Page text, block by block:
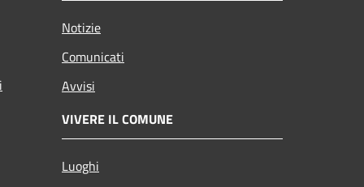
Notizie
Comunicati
Avvisi
VIVERE IL COMUNE
Luoghi